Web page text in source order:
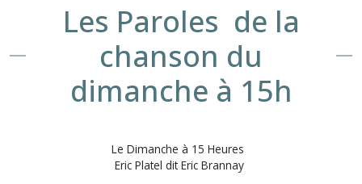
Les Paroles de la
chanson du
dimanche à 15h
Le Dimanche à 15 Heures
Eric Platel dit Eric Brannay